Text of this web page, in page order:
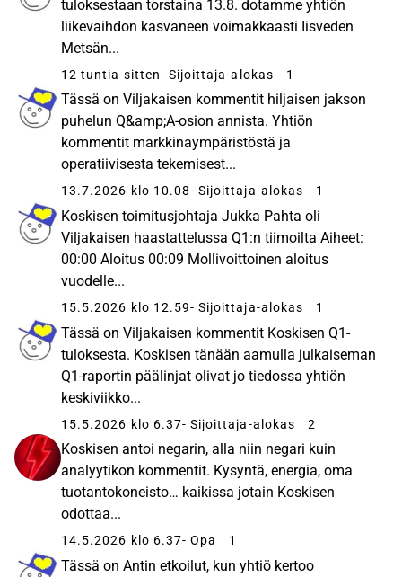
ja raskaiden hyötyajoneuvojen sisustusratkaisuja
Kore‑brändin alla.
tuloksestaan torstaina 13.8. dotamme yhtiön
liikevaihdon kasvaneen voimakkaasti Iisveden
Metsän...
12 tuntia sitten- Sijoittaja-alokas 1
Tässä on Viljakaisen kommentit hiljaisen jakson
puhelun Q&amp;A-osion annista. Yhtiön
kommentit markkinaympäristöstä ja
operatiivisesta tekemisest...
13.7.2026 klo 10.08- Sijoittaja-alokas 1
Koskisen toimitusjohtaja Jukka Pahta oli
Viljakaisen haastattelussa Q1:n tiimoilta Aiheet:
00:00 Aloitus 00:09 Mollivoittoinen aloitus
vuodelle...
15.5.2026 klo 12.59- Sijoittaja-alokas 1
Tässä on Viljakaisen kommentit Koskisen Q1-
tuloksesta. Koskisen tänään aamulla julkaiseman
Q1-raportin päälinjat olivat jo tiedossa yhtiön
keskiviikko...
15.5.2026 klo 6.37- Sijoittaja-alokas 2
Koskisen antoi negarin, alla niin negari kuin
analyytikon kommentit. Kysyntä, energia, oma
tuotantokoneisto… kaikissa jotain Koskisen
odottaa...
14.5.2026 klo 6.37- Opa 1
Tässä on Antin etkoilut, kun yhtiö kertoo